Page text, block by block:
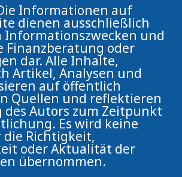
Informationen auf
dienen ausschließlich
Informationszwecken und
Finanzberatung oder
dar. Alle Inhalte,
Artikel, Analysen und
auf öffentlich
Quellen und reflektieren
des Autors zum Zeitpunkt
Es wird keine
Richtigkeit,
oder Aktualität der
übernommen.